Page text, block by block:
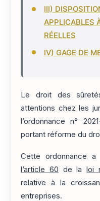
III)
APPLICABLES
RÉELLES
IV) GAGE DE
Le droit des
attentions chez les
l’ordonnance n°
portant réforme du
Cette ordonnance
l’article 60 de laloi
relative à la
entreprises.